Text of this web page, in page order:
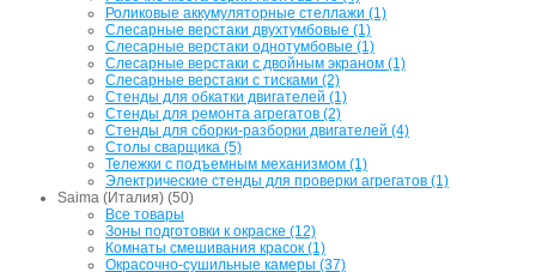
Роликовые аккумуляторные стеллажи (1)
Слесарные верстаки двухтумбовые (1)
Слесарные верстаки однотумбовые (1)
Слесарные верстаки с двойным экраном (1)
Слесарные верстаки с тисками (2)
Стенды для обкатки двигателей (1)
Стенды для ремонта агрегатов (2)
Стенды для сборки-разборки двигателей (4)
Столы сварщика (5)
Тележки с подъемным механизмом (1)
Электрические стенды для проверки агрегатов (1)
Saima (Италия) (50)
Все товары
Зоны подготовки к окраске (12)
Комнаты смешивания красок (1)
Окрасочно-сушильные камеры (37)